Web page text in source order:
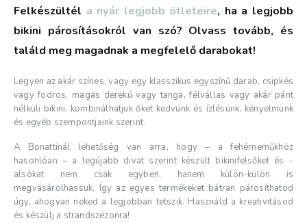
Felkészültél a nyár legjobb ötleteire, ha a legjobb
bikini párosításokról van szó? Olvass tovább, és
találd meg magadnak a megfelelő darabokat!
Legyen az akár színes, vagy egy klasszikus egyszínű darab, csipkés
vagy fodros, magas derekú vagy tanga, félvállas vagy akár pánt
nélküli bikini, kombinálhatjuk őket kedvünk és ízlésünk, kényelmünk
és egyéb szempontjaink szerint.
A Bonattinál lehetőség van arra, hogy – a fehérneműkhöz
hasonlóan – a legújabb divat szerint készült bikinifelsőket és -
alsókat nem csak egyben, hanem külön-külön is
megvásárolhassuk. Így az egyes termékeket bátran párosíthatod
úgy, ahogyan neked a legjobban tetszik. Használd a kreativitásod
és készülj a strandszezonra!